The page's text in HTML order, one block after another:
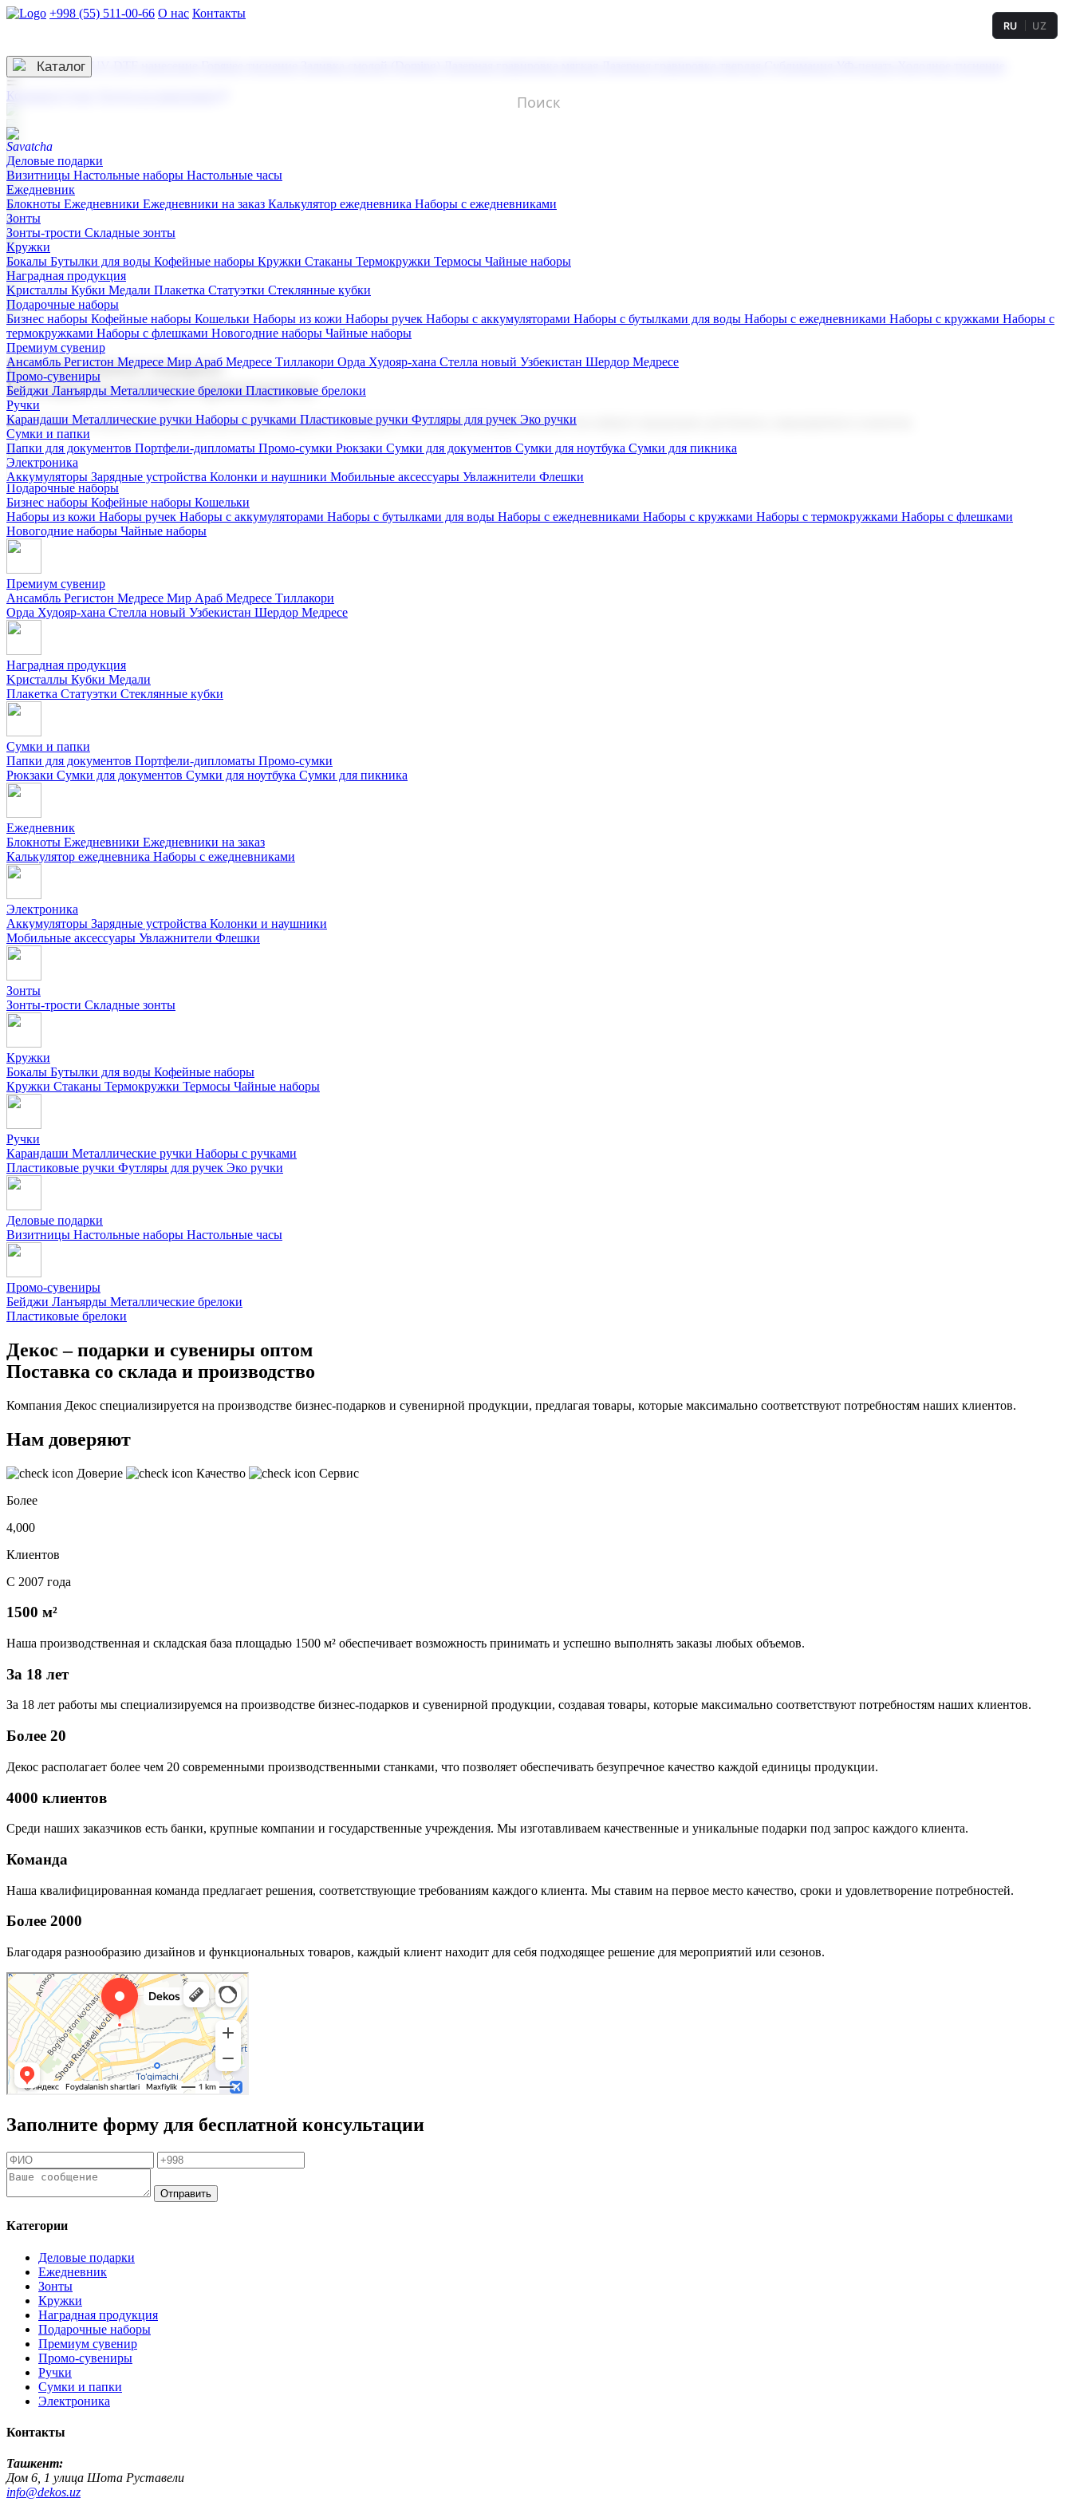
+998 (55) 511-00-66 О нас Контакты
3D гравировка
RU UZ
☰
Контакты
Каталог
Деловые подарки
Визитницы Настольные наборы Настольные часы
Ежедневник
Блокноты Ежедневники Ежедневники на заказ Калькулятор ежедневника Наборы с ежедневниками
Зонты
Зонты-трости Складные зонты
Кружки
Бокалы Бутылки для воды Кофейные наборы Кружки Стаканы Термокружки Термосы Чайные наборы
Наградная продукция
Kристаллы Кубки Медали Плакетка Статуэтки Стеклянные кубки
Подарочные наборы
Бизнес наборы Кофейные наборы Кошельки Наборы из кожи Наборы ручек Наборы с аккумуляторами Наборы с бутылками для воды Наборы с ежедневниками Наборы с кружками Наборы с
термокружками Наборы с флешками Новогодние наборы Чайные наборы
Премиум сувенир
Ансамбль Регистон Медресе Мир Араб Медресе Тиллакори Орда Худояр-хана Стелла новый Узбекистан Шердор Медресе
Промо-сувениры
Бейджи Ланъярды Металлические брелоки Пластиковые брелоки
Ручки
Карандаши Металлические ручки Наборы с ручками Пластиковые ручки Футляры для ручек Эко ручки
Сумки и папки
Папки для документов Портфели-дипломаты Промо-сумки Рюкзаки Сумки для документов Сумки для ноутбука Сумки для пикника
Электроника
Аккумуляторы Зарядные устройства Колонки и наушники Мобильные аксессуары Увлажнители Флешки
Корпоративные подарки
Поставка со склада и производство
Мы предлагаем широкий выбор корпоративных подарков и сувениров с логотипом. В нашем каталоге вы найдете продукцию для бизнеса, мероприятия и клиентов.
Подарочные наборы
Бизнес наборы Кофейные наборы Кошельки
Наборы из кожи Наборы ручек Наборы с аккумуляторами Наборы с бутылками для воды Наборы с ежедневниками Наборы с кружками Наборы с термокружками Наборы с флешками
Новогодние наборы Чайные наборы
Премиум сувенир
Ансамбль Регистон Медресе Мир Араб Медресе Тиллакори
Орда Худояр-хана Стелла новый Узбекистан Шердор Медресе
Наградная продукция
Kристаллы Кубки Медали
Плакетка Статуэтки Стеклянные кубки
Сумки и папки
Папки для документов Портфели-дипломаты Промо-сумки
Рюкзаки Сумки для документов Сумки для ноутбука Сумки для пикника
Ежедневник
Блокноты Ежедневники Ежедневники на заказ
Калькулятор ежедневника Наборы с ежедневниками
Электроника
Аккумуляторы Зарядные устройства Колонки и наушники
Мобильные аксессуары Увлажнители Флешки
Зонты
Зонты-трости Складные зонты
Кружки
Бокалы Бутылки для воды Кофейные наборы
Кружки Стаканы Термокружки Термосы Чайные наборы
Ручки
Карандаши Металлические ручки Наборы с ручками
Пластиковые ручки Футляры для ручек Эко ручки
Деловые подарки
Визитницы Настольные наборы Настольные часы
Промо-сувениры
Бейджи Ланъярды Металлические брелоки
Пластиковые брелоки
Декос – подарки и сувениры оптом
Поставка со склада и производство
Компания Декос специализируется на производстве бизнес-подарков и сувенирной продукции, предлагая товары, которые максимально соответствуют потребностям наших клиентов.
Нам доверяют
Доверие Качество
Сервис
Более
4,000
Клиентов
С 2007 года
1500 м²
Наша производственная и складская база площадью 1500 м² обеспечивает возможность принимать и успешно выполнять заказы любых объемов.
За 18 лет
За 18 лет работы мы специализируемся на производстве бизнес-подарков и сувенирной продукции, создавая товары, которые максимально соответствуют потребностям наших клиентов.
Более 20
Декос располагает более чем 20 современными производственными станками, что позволяет обеспечивать безупречное качество каждой единицы продукции.
4000 клиентов
Среди наших заказчиков есть банки, крупные компании и государственные учреждения. Мы изготавливаем качественные и уникальные подарки под запрос каждого клиента.
Команда
Наша квалифицированная команда предлагает решения, соответствующие требованиям каждого клиента. Мы ставим на первое место качество, сроки и удовлетворение потребностей.
Более 2000
Благодаря разнообразию дизайнов и функциональных товаров, каждый клиент находит для себя подходящее решение для мероприятий или сезонов.
Заполните форму для бесплатной консультации
Отправить
Категории
Деловые подарки
Ежедневник
Зонты
Кружки
Наградная продукция
Подарочные наборы
Премиум сувенир
Промо-сувениры
Ручки
Сумки и папки
Электроника
Контакты
Ташкент:
Дом 6, 1 улица Шота Руставели
info@dekos.uz